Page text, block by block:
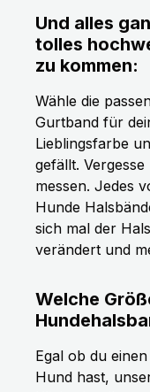
Und alles
tolles
zu kommen:
Wähle die
Gurtband für
Lieblingsfarbe
gefällt.
messen. Jedes
Hunde
sich mal der
verändert und
Welche
Egal ob du
Hund hast,